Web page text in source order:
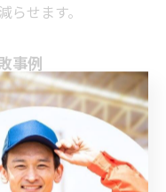
せます。
事例
書類準備を徹底した
ります。理由は、準
防げたためです。一
やライト不良で再検